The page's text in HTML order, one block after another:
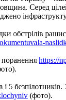
Серед
обстрілів
поранення https://
5
(фото).